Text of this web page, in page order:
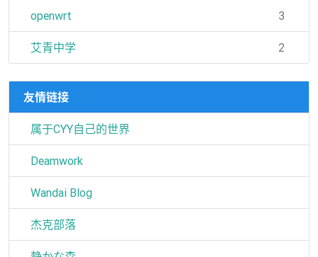
openwrt 3
艾青中学 2
友情链接
属于CYY自己的世界
Deamwork
Wandai Blog
杰克部落